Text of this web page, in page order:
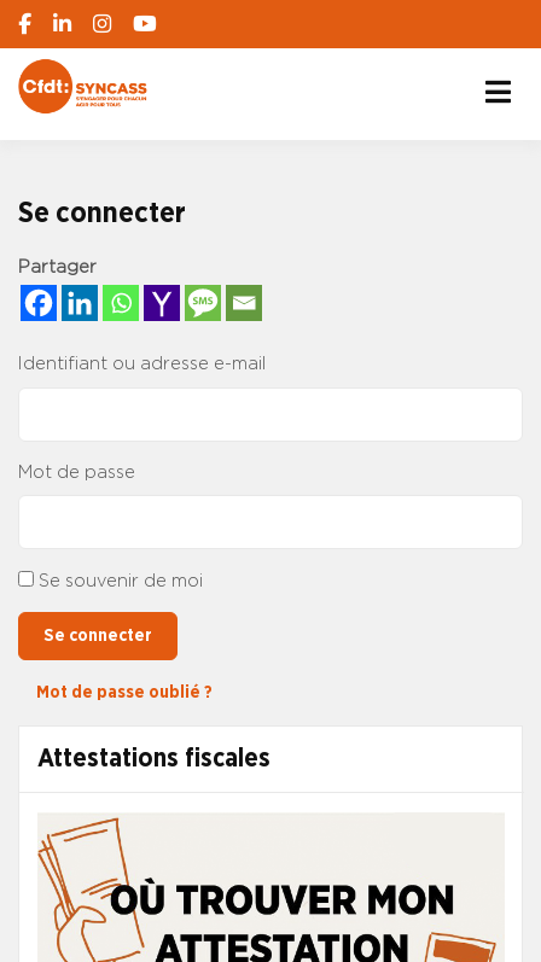
Attestations fiscales
Se connecter
Partager
Identifiant ou adresse e-mail
Mot de passe
Se souvenir de moi
Se connecter
Mot de passe oublié ?